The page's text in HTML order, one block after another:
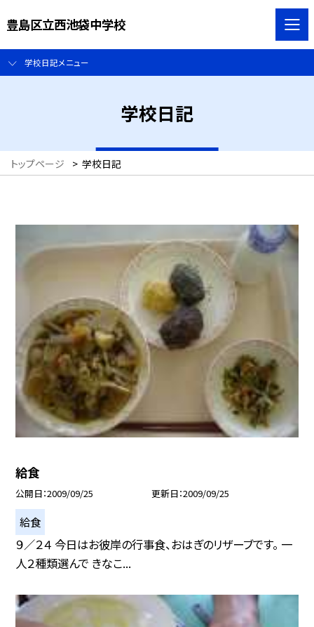
豊島区立西池袋中学校
学校日記メニュー
学校日記
トップページ > 学校日記
給食
公開日 2009/09/25 更新日 2009/09/25
給食
９／２４ 今日はお彼岸の行事食、おはぎのリザーブです。 一
人２種類選んで きなこ...